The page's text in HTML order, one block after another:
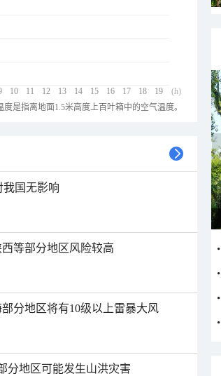
10 11 12 13 14 15 16 17 18 19 (h)
是指离地面1.5米高度上百叶箱中的空气温度。
我国无影响
等部分地区风险较高
分地区将有10级以上雷暴大风
分地区可能发生山洪灾害